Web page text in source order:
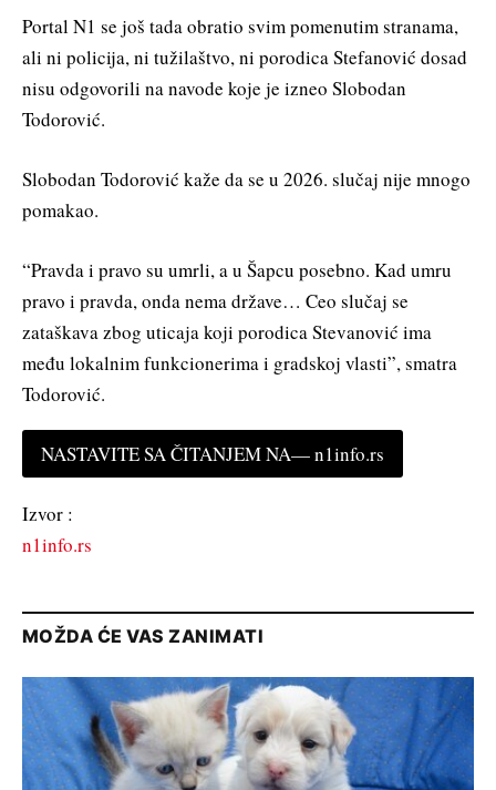
Portal N1 se još tada obratio svim pomenutim stranama,
ali ni policija, ni tužilaštvo, ni porodica Stefanović dosad
nisu odgovorili na navode koje je izneo Slobodan
Todorović.
Slobodan Todorović kaže da se u 2026. slučaj nije mnogo
pomakao.
“Pravda i pravo su umrli, a u Šapcu posebno. Kad umru
pravo i pravda, onda nema države… Ceo slučaj se
zataškava zbog uticaja koji porodica Stevanović ima
među lokalnim funkcionerima i gradskoj vlasti”, smatra
Todorović.
NASTAVITE SA ČITANJEM NA— n1info.rs
Izvor :
n1info.rs
MOŽDA ĆE VAS ZANIMATI